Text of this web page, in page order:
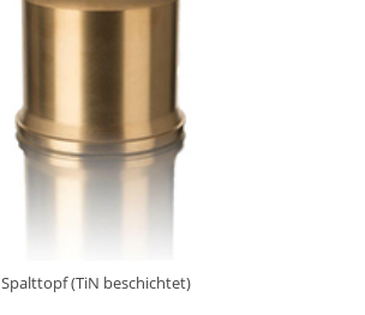
Spalttopf (TiN beschichtet)